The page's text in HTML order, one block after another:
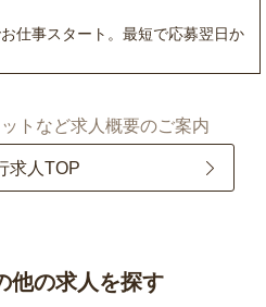
仕事スタート。最短で応募翌日か
トなど求人概要のご案内
求人TOP
他の求人を探す